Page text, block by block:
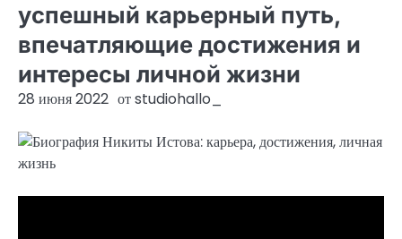
успешный карьерный путь,
впечатляющие достижения и
интересы личной жизни
28 июня 2022 отstudiohallo_